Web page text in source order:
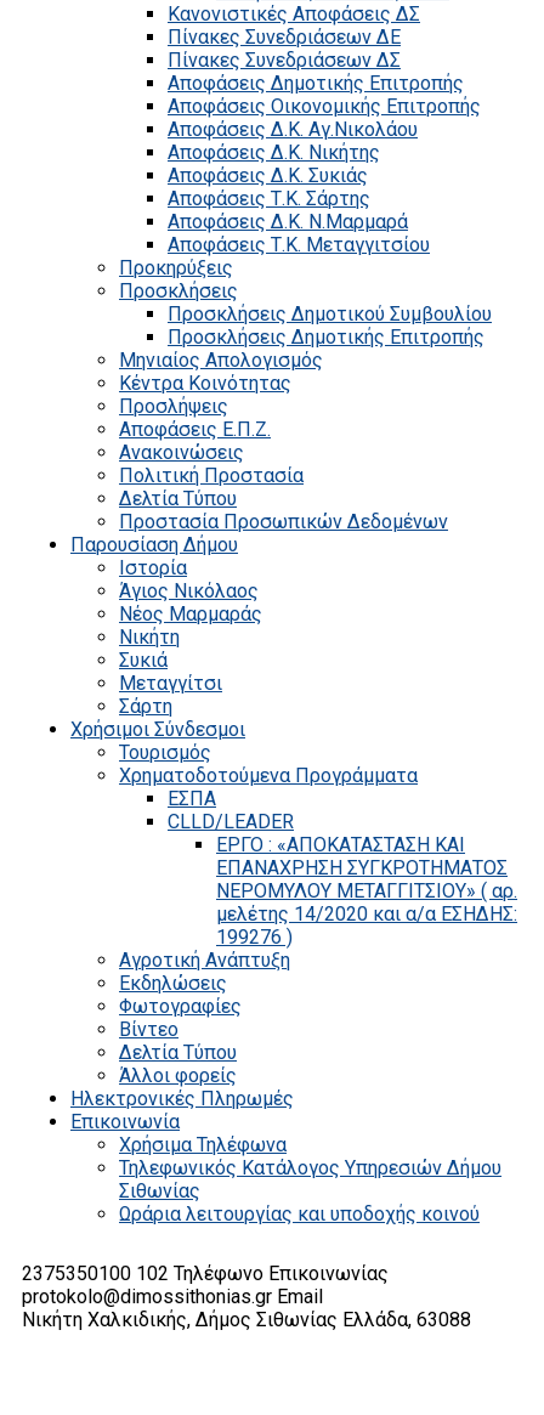
Κανονιστικές Αποφάσεις ΔΣ
Πίνακες Συνεδριάσεων ΔΕ
Πίνακες Συνεδριάσεων ΔΣ
Αποφάσεις Δημοτικής Επιτροπής
Αποφάσεις Οικονομικής Επιτροπής
Αποφάσεις Δ.Κ. Αγ.Νικολάου
Αποφάσεις Δ.Κ. Νικήτης
Αποφάσεις Δ.Κ. Συκιάς
Αποφάσεις Τ.Κ. Σάρτης
Αποφάσεις Δ.Κ. Ν.Μαρμαρά
Αποφάσεις Τ.Κ. Μεταγγιτσίου
Προκηρύξεις
Προσκλήσεις
Προσκλήσεις Δημοτικού Συμβουλίου
Προσκλήσεις Δημοτικής Επιτροπής
Μηνιαίος Απολογισμός
Κέντρα Κοινότητας
Προσλήψεις
Αποφάσεις Ε.Π.Ζ.
Ανακοινώσεις
Πολιτική Προστασία
Δελτία Τύπου
Προστασία Προσωπικών Δεδομένων
Παρουσίαση Δήμου
Ιστορία
Άγιος Νικόλαος
Νέος Μαρμαράς
Νικήτη
Συκιά
Μεταγγίτσι
Σάρτη
Χρήσιμοι Σύνδεσμοι
Τουρισμός
Χρηματοδοτούμενα Προγράμματα
ΕΣΠΑ
CLLD/LEADER
ΕΡΓΟ : «ΑΠΟΚΑΤΑΣΤΑΣΗ ΚΑΙ
ΕΠΑΝΑΧΡΗΣΗ ΣΥΓΚΡΟΤΗΜΑΤΟΣ
ΝΕΡΟΜΥΛΟΥ ΜΕΤΑΓΓΙΤΣΙΟΥ» ( αρ.
μελέτης 14/2020 και α/α ΕΣΗΔΗΣ:
199276 )
Αγροτική Ανάπτυξη
Εκδηλώσεις
Φωτογραφίες
Βίντεο
Δελτία Τύπου
Άλλοι φορείς
Ηλεκτρονικές Πληρωμές
Επικοινωνία
Χρήσιμα Τηλέφωνα
Τηλεφωνικός Κατάλογος Υπηρεσιών Δήμου
Σιθωνίας
Ωράρια λειτουργίας και υποδοχής κοινού
2375350100 102 Τηλέφωνο Επικοινωνίας
protokolo@dimossithonias.gr Email
Νικήτη Χαλκιδικής, Δήμος Σιθωνίας Ελλάδα, 63088